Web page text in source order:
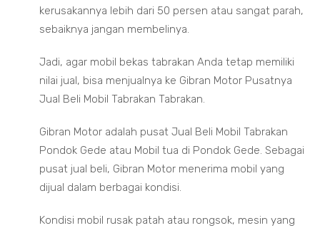
kerusakannya lebih dari 50 persen atau sangat parah,
sebaiknya jangan membelinya.
Jadi, agar mobil bekas tabrakan Anda tetap memiliki
nilai jual, bisa menjualnya ke Gibran Motor Pusatnya
Jual Beli Mobil Tabrakan Tabrakan.
Gibran Motor adalah pusat Jual Beli Mobil Tabrakan
Pondok Gede atau Mobil tua di Pondok Gede. Sebagai
pusat jual beli, Gibran Motor menerima mobil yang
dijual dalam berbagai kondisi.
Kondisi mobil rusak patah atau rongsok, mesin yang